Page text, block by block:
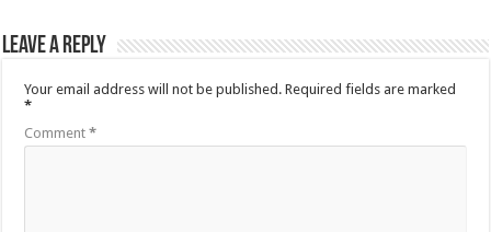
Leave a Reply
Your email address will not be published. Required fields are marked
*
Comment*